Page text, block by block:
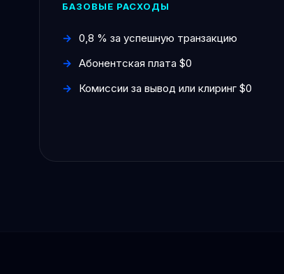
БАЗОВЫЕ РАСХОДЫ
0,8 % за успешную транзакцию
Абонентская плата $0
Комиссии за вывод или клиринг $0